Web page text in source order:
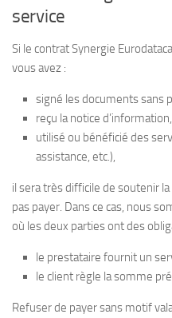
service
Si le contrat Synergie
vous avez :
signé les documents sans
reçu la notice d’information,
utilisé ou bénéficié des
assistance, etc.),
il sera très difficile de soutenir
pas payer. Dans ce cas, nous
où les deux parties ont des
le prestataire fournit un
le client règle la somme
Refuser de payer sans motif